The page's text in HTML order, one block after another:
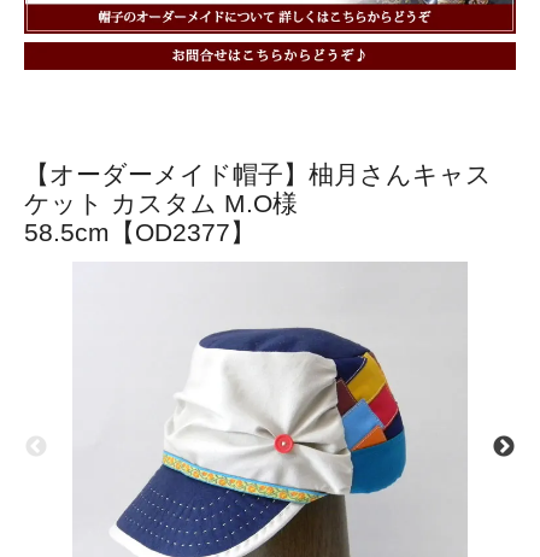
【オーダーメイド帽子】柚月さんキャス
ケット カスタム M.O様
58.5cm【OD2377】